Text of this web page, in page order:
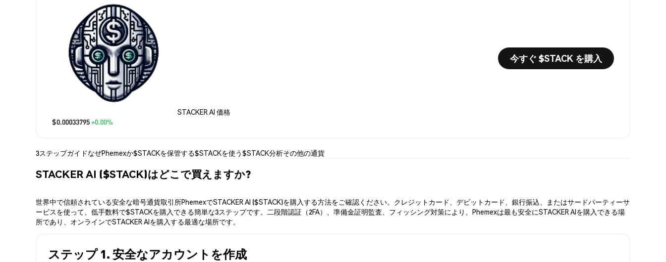
STACKER AI 価格
$0.00033795+0.00%
今すぐ $STACK を購入
3ステップガイドなぜPhemexか$STACKを保管する$STACKを使う$STACK分析その他の通貨
STACKER AI ($STACK)はどこで買えますか?
世界中で信頼されている安全な暗号通貨取引所PhemexでSTACKER AI ($STACK)を購入する方法をご確認ください。クレジットカード、デビットカード、銀行振込、またはサードパーティーサ
ービスを使って、低手数料で$STACKを購入できる簡単な3ステップです。二段階認証（2FA）、準備金証明監査、フィッシング対策により、Phemexは最も安全にSTACKER AIを購入できる場
所であり、オンラインでSTACKER AIを購入する最適な場所です。
ステップ 1. 安全なアカウントを作成